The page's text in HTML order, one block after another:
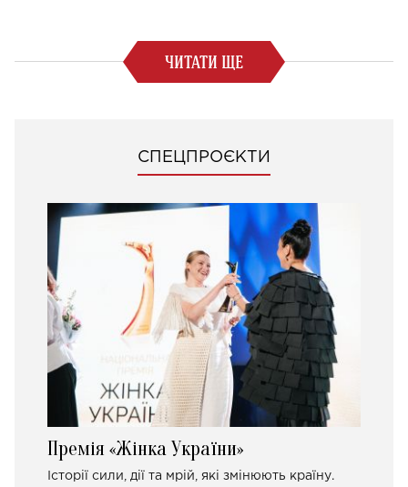
ЧИТАТИ ЩЕ
СПЕЦПРОЄКТИ
Премія «Жінка України»
Історії сили, дії та мрій, які змінюють країну.